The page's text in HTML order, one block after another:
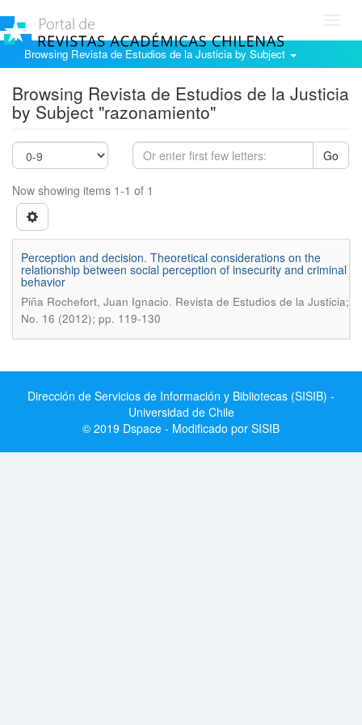
Browsing Revista de Estudios de la Justicia by Subject
Browsing Revista de Estudios de la Justicia
by Subject "razonamiento"
Go
Now showing items 1-1 of 1
Perception and decision. Theoretical considerations on the
relationship between social perception of insecurity and criminal
behavior
Piña Rochefort, Juan Ignacio. Revista de Estudios de la Justicia;
No. 16 (2012); pp. 119-130
Dirección de Servicios de Información y Bibliotecas (SISIB) -
Universidad de Chile
© 2019 Dspace - Modificado por SISIB